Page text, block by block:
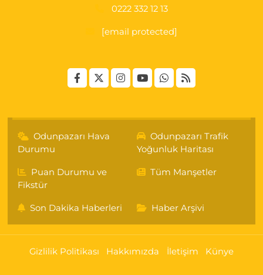
0222 332 12 13
[email protected]
Odunpazarı Hava
Durumu
Odunpazarı Trafik
Yoğunluk Haritası
Puan Durumu ve
Fikstür
Tüm Manşetler
Son Dakika Haberleri Haber Arşivi
Gizlilik Politikası Hakkımızda İletişim Künye